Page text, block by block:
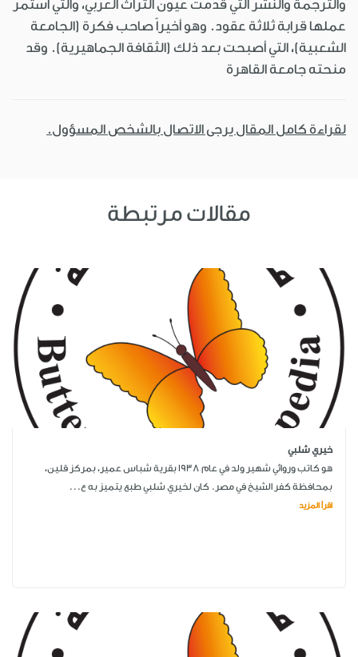
والترجمة والنشر التي قدمت عيون التراث العربي، والتي استمر
عملها قرابة ثلاثة عقود. وهو أخيراً صاحب فكرة (الجامعة
الشعبية)، التي أصبحت بعد ذلك (الثقافة الجماهيرية). وقد
منحته جامعة القاهرة
لقراءة كامل المقال يرجى الاتصال بالشخص المسؤول.
مقالات مرتبطة
خيري شلبي
هو كاتب وروائي شهير ولد في عام 1938 بقرية شباس عمير، بمركز قلين،
بمحافظة كفر الشيخ في مصر. كان لخيري شلبي طبع يتميز به ع...
اقرأ المزيد